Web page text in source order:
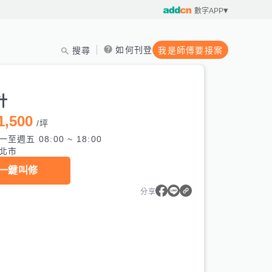
數字APP
搜尋 如何刊登 我是師傅要接案
/坪
至週五 08:00 ~ 18:00
市
鍵叫修
分享